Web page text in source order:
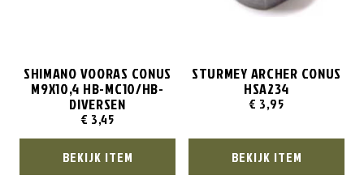
SHIMANO VOORAS CONUS
M9X10,4 HB-MC10/HB-
DIVERSEN
€ 3,45
BEKIJK ITEM
STURMEY ARCHER CONUS
HSA234
€ 3,95
BEKIJK ITEM